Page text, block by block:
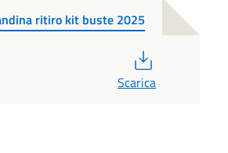
ritiro kit buste 2025
Scarica